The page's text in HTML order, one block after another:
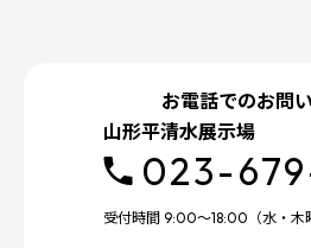
お電話でのお問
山形平清水展示場
023-
受付時間 9:00～18:00（水・木